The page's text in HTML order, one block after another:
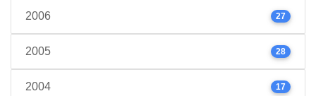
2006 27
2005 28
2004 17